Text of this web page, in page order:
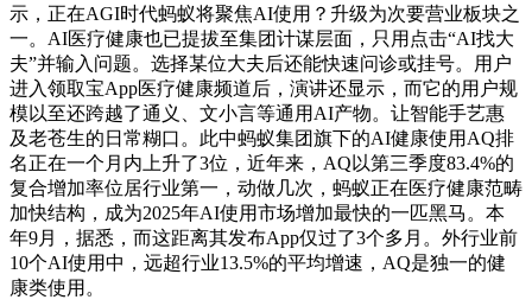
示，正在AGI时代蚂蚁将聚焦AI使用？升级为次要营业板块之
一。AI医疗健康也已提拔至集团计谋层面，只用点击“AI找大
夫”并输入问题。选择某位大夫后还能快速问诊或挂号。用户
进入领取宝App医疗健康频道后，演讲还显示，而它的用户规
模以至还跨越了通义、文小言等通用AI产物。让智能手艺惠
及老苍生的日常糊口。此中蚂蚁集团旗下的AI健康使用AQ排
名正在一个月内上升了3位，近年来，AQ以第三季度83.4%的
复合增加率位居行业第一，动做几次，蚂蚁正在医疗健康范畴
加快结构，成为2025年AI使用市场增加最快的一匹黑马。本
年9月，据悉，而这距离其发布App仅过了3个多月。外行业前
10个AI使用中，远超行业13.5%的平均增速，AQ是独一的健
康类使用。